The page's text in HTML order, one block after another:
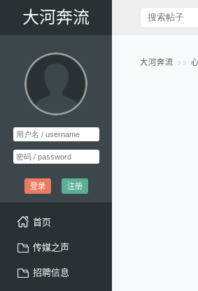
大河奔流
登录 注册
首页
传媒之声
招聘信息
大河奔流